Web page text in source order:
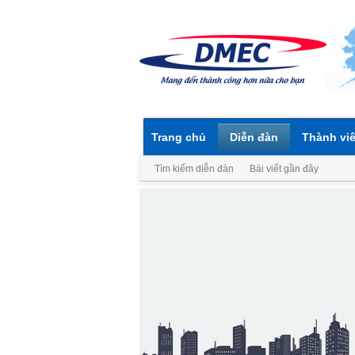
Trang chủ Diễn đàn
Tìm kiếm diễn đàn Bài viết gần đây
Thành